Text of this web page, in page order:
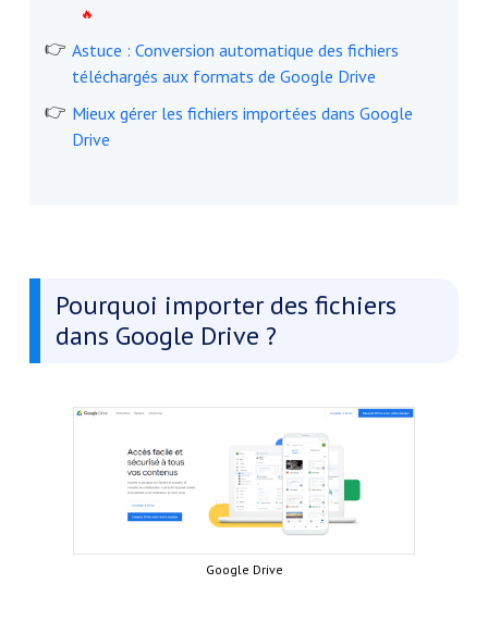
Astuce : Conversion automatique des fichiers
téléchargés aux formats de Google Drive
Mieux gérer les fichiers importées dans Google
Drive
Pourquoi importer des fichiers
dans Google Drive ?
Google Drive